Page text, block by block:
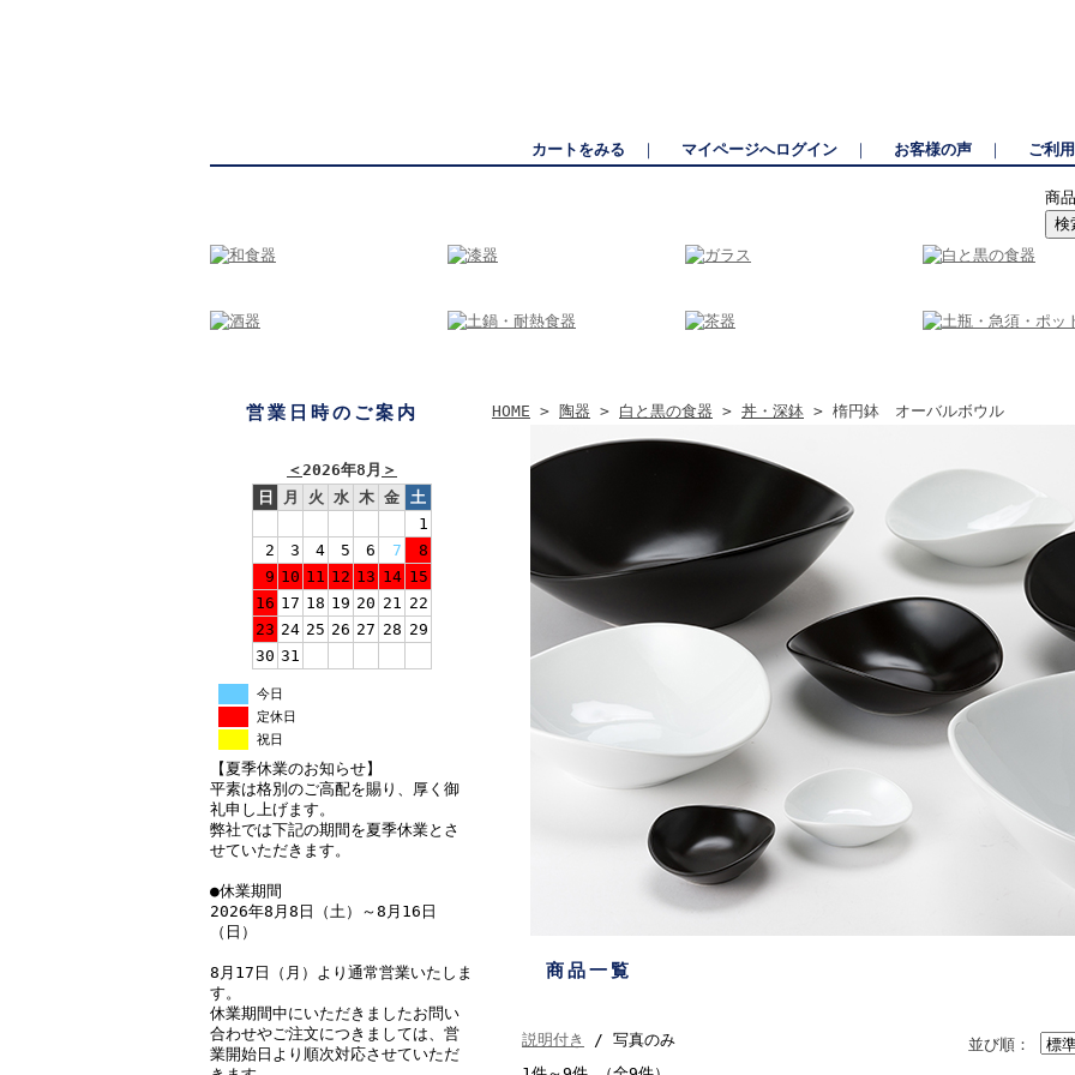
カートをみる ｜ マイページへログイン ｜ お客様の声 ｜ ご利
商
営業日時のご案内
＜2026年8月 ＞
日
月 火 水 木 金 土
1
2
3 4 5 6 7
8
9 10 11 12 13 14 15
16 17 18 19 20 21 22
23 24 25 26 27 28 29
30 31
今日
定休日
祝日
【夏季休業のお知らせ】
平素は格別のご高配を賜り、厚く御
礼申し上げます。
弊社では下記の期間を夏季休業とさ
せていただきます。
●休業期間
2026年8月8日（土）～8月16日
（日）
8月17日（月）より通常営業いたしま
す。
休業期間中にいただきましたお問い
合わせやご注文につきましては、営
業開始日より順次対応させていただ
HOME > 陶器 > 白と黒の食器 > 丼・深鉢 > 楕円鉢 オーバルボウル
商品一覧
並び順：
説明付き
/ 写真のみ